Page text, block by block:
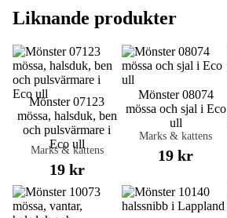
Liknande produkter
Mönster 07123
mössa, halsduk, ben
och pulsvärmare i
Eco ull
Marks & kattens
19 kr
Mönster 08074
mössa och sjal i Eco
ull
Marks & kattens
19 kr